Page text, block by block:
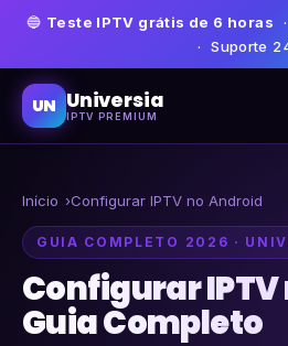
🔵 Teste IPTV grátis de 6 horas
· Suporte
UN Universia
IPTV PREMIUM
Início Configurar IPTV no Android
GUIA COMPLETO 2026 ·
Configurar
Guia Completo